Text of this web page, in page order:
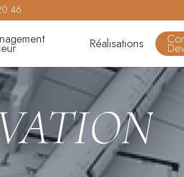
46
Réalisations